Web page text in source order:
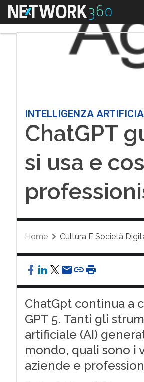
Menu
INTELLIGENZA
ChatGPT
si usa e
Home Cultura E Società
ChatGpt continua a
GPT 5. Tanti gli
artificiale (AI)
mondo, quali sono i
aziende e